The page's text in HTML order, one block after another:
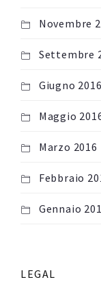
Novembre
Settembre
Giugno 2016
Maggio
Marzo 2016
Febbraio
Gennaio
LEGAL